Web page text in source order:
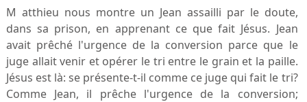
M atthieu nous montre un Jean assailli par le doute,
dans sa prison, en apprenant ce que fait Jésus. Jean
avait prêché l'urgence de la conversion parce que le
juge allait venir et opérer le tri entre le grain et la paille.
Jésus est là: se présente-t-il comme ce juge qui fait le tri?
Comme Jean, il prêche l'urgence de la conversion;